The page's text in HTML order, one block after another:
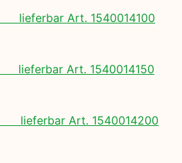
lieferbar Art. 1540014100
lieferbar Art. 1540014150
lieferbar Art. 1540014200